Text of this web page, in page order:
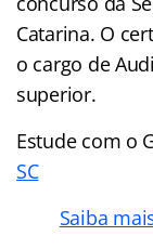
Catarina. O
o cargo de
superior.
Estude com o
SC
Saiba